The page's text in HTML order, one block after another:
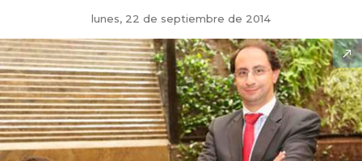
lunes, 22 de septiembre de 2014